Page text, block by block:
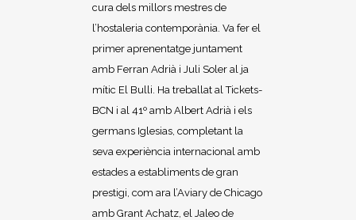
cura dels millors mestres de
l’hostaleria contemporània. Va fer el
primer aprenentatge juntament
amb Ferran Adrià i Juli Soler al ja
mític El Bulli. Ha treballat al Tickets-
BCN i al 41º amb Albert Adrià i els
germans Iglesias, completant la
seva experiència internacional amb
estades a establiments de gran
prestigi, com ara l’Aviary de Chicago
amb Grant Achatz, el Jaleo de